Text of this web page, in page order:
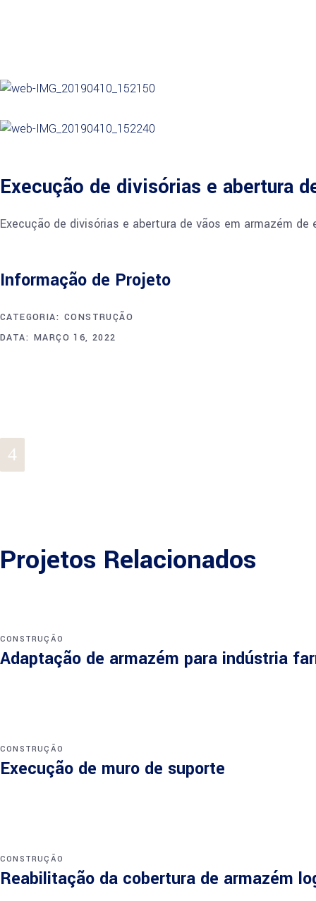
Execução de divisórias e abertura
Execução de divisórias e abertura de vãos em armazém
Informação de Projeto
CATEGORIA: CONSTRUÇÃO
DATA: MARÇO 16, 2022
Projetos Relacionados
CONSTRUÇÃO
Adaptação de armazém para indústria
CONSTRUÇÃO
Execução de muro de suporte
CONSTRUÇÃO
Reabilitação da cobertura de armazém